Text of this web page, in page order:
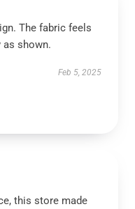
The fabric feels
as shown.
Feb 5, 2025
this store made